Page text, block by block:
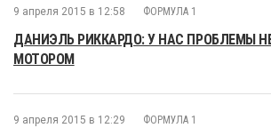
9 апреля 2015 в 12:58 ФОРМУЛА 1
ДАНИЭЛЬ РИККАРДО: У НАС ПРОБЛЕМЫ
МОТОРОМ
9 апреля 2015 в 12:29 ФОРМУЛА 1